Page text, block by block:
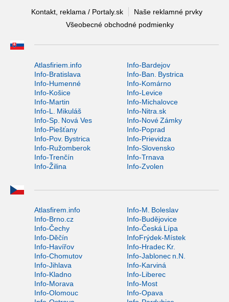
Kontakt, reklama / Portaly.sk
Naše reklamné prvky
Všeobecné obchodné podmienky
Atlasfiriem.info
Info-Bardejov
Info-Bratislava
Info-Ban. Bystrica
Info-Humenné
Info-Komárno
Info-Košice
Info-Levice
Info-Martin
Info-Michalovce
Info-L. Mikuláš
Info-Nitra.sk
Info-Sp. Nová Ves
Info-Nové Zámky
Info-Piešťany
Info-Poprad
Info-Pov. Bystrica
Info-Prievidza
Info-Ružomberok
Info-Slovensko
Info-Trenčín
Info-Trnava
Info-Žilina
Info-Zvolen
Atlasfirem.info
Info-M. Boleslav
Info-Brno.cz
Info-Budějovice
Info-Čechy
Info-Česká Lípa
Info-Děčín
InfoFrýdek-Místek
Info-Havířov
Info-Hradec Kr.
Info-Chomutov
Info-Jablonec n.N.
Info-Jihlava
Info-Karviná
Info-Kladno
Info-Liberec
Info-Morava
Info-Most
Info-Olomouc
Info-Opava